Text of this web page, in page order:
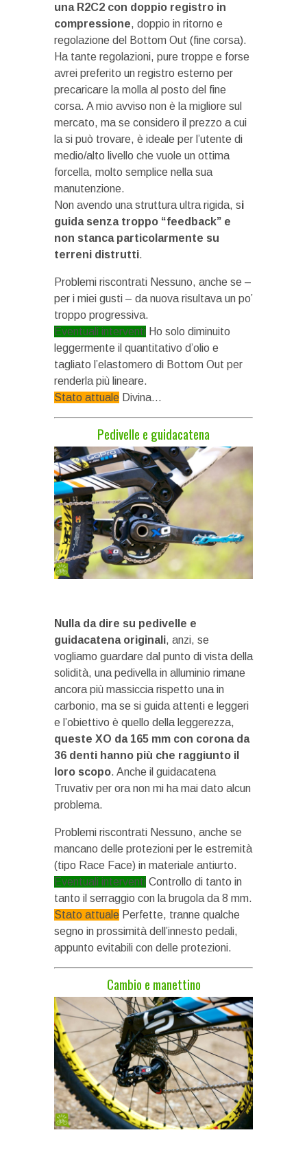
una R2C2 con doppio registro in
compressione, doppio in ritorno e
regolazione del Bottom Out (fine corsa).
Ha tante regolazioni, pure troppe e forse
avrei preferito un registro esterno per
precaricare la molla al posto del fine
corsa. A mio avviso non è la migliore sul
mercato, ma se considero il prezzo a cui
la si può trovare, è ideale per l’utente di
medio/alto livello che vuole un ottima
forcella, molto semplice nella sua
manutenzione.
Non avendo una struttura ultra rigida, si
guida senza troppo “feedback” e
non stanca particolarmente su
terreni distrutti.
Problemi riscontrati Nessuno, anche se –
per i miei gusti – da nuova risultava un po’
troppo progressiva.
Eventuali interventi Ho solo diminuito
leggermente il quantitativo d’olio e
tagliato l’elastomero di Bottom Out per
renderla più lineare.
Stato attuale Divina…
Pedivelle e guidacatena
Nulla da dire su pedivelle e
guidacatena originali, anzi, se
vogliamo guardare dal punto di vista della
solidità, una pedivella in alluminio rimane
ancora più massiccia rispetto una in
carbonio, ma se si guida attenti e leggeri
e l’obiettivo è quello della leggerezza,
queste XO da 165 mm con corona da
36 denti hanno più che raggiunto il
loro scopo. Anche il guidacatena
Truvativ per ora non mi ha mai dato alcun
problema.
Problemi riscontrati Nessuno, anche se
mancano delle protezioni per le estremità
(tipo Race Face) in materiale antiurto.
Eventuali interventi Controllo di tanto in
tanto il serraggio con la brugola da 8 mm.
Stato attuale Perfette, tranne qualche
segno in prossimità dell’innesto pedali,
appunto evitabili con delle protezioni.
Cambio e manettino